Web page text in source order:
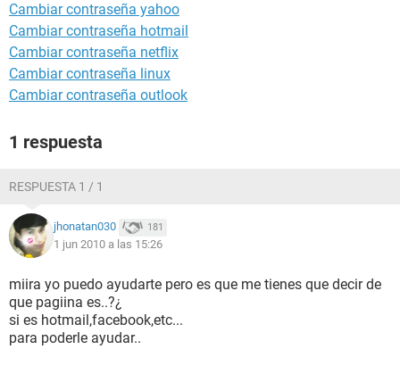
Cambiar contraseña yahoo
Cambiar contraseña hotmail
Cambiar contraseña netflix
Cambiar contraseña linux
Cambiar contraseña outlook
1 respuesta
RESPUESTA 1 / 1
jhonatan030 181
1 jun 2010 a las 15:26
miira yo puedo ayudarte pero es que me tienes que decir de
que pagiina es..?¿
si es hotmail,facebook,etc...
para poderle ayudar..